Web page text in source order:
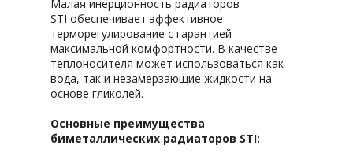
Малая инерционность радиаторов
STI обеспечивает эффективное
терморегулирование с гарантией
максимальной комфортности. В качестве
теплоносителя может использоваться как
вода, так и незамерзающие жидкости на
основе гликолей.
Основные преимущества
биметаллических радиаторов STI: